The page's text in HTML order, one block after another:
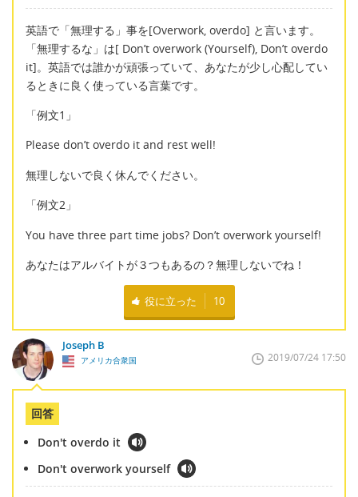
英語で「無理する」事を[Overwork, overdo] と言います。
「無理するな」は[ Don’t overwork (Yourself), Don’t overdo
it]。英語では誰かが頑張っていて、あなたが少し心配してい
るときに良く使っている言葉です。
「例文1」
Please don’t overdo it and rest well!
無理しないで良く休んでください。
「例文2」
You have three part time jobs? Don’t overwork yourself!
あなたはアルバイトが３つもあるの？無理しないでね！
役に立った 10
Joseph B
アメリカ合衆国 2019/07/24 17:50
回答
Don't overdo it
Don't overwork yourself